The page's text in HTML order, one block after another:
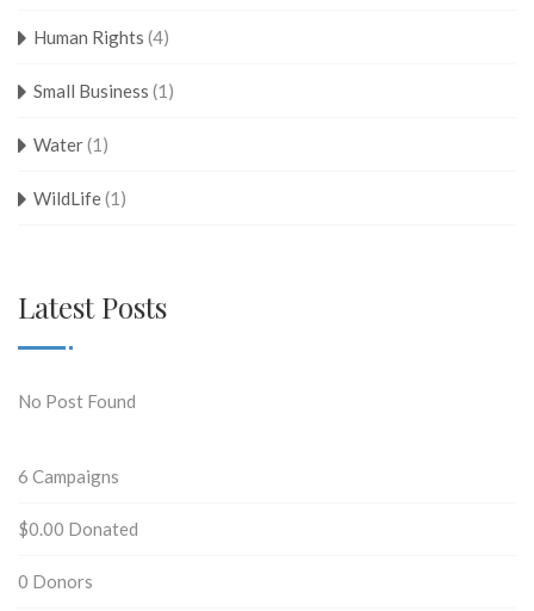
Human Rights (4)
Small Business (1)
Water(1)
WildLife(1)
Latest Posts
No Post Found
6 Campaigns
$0.00 Donated
0 Donors